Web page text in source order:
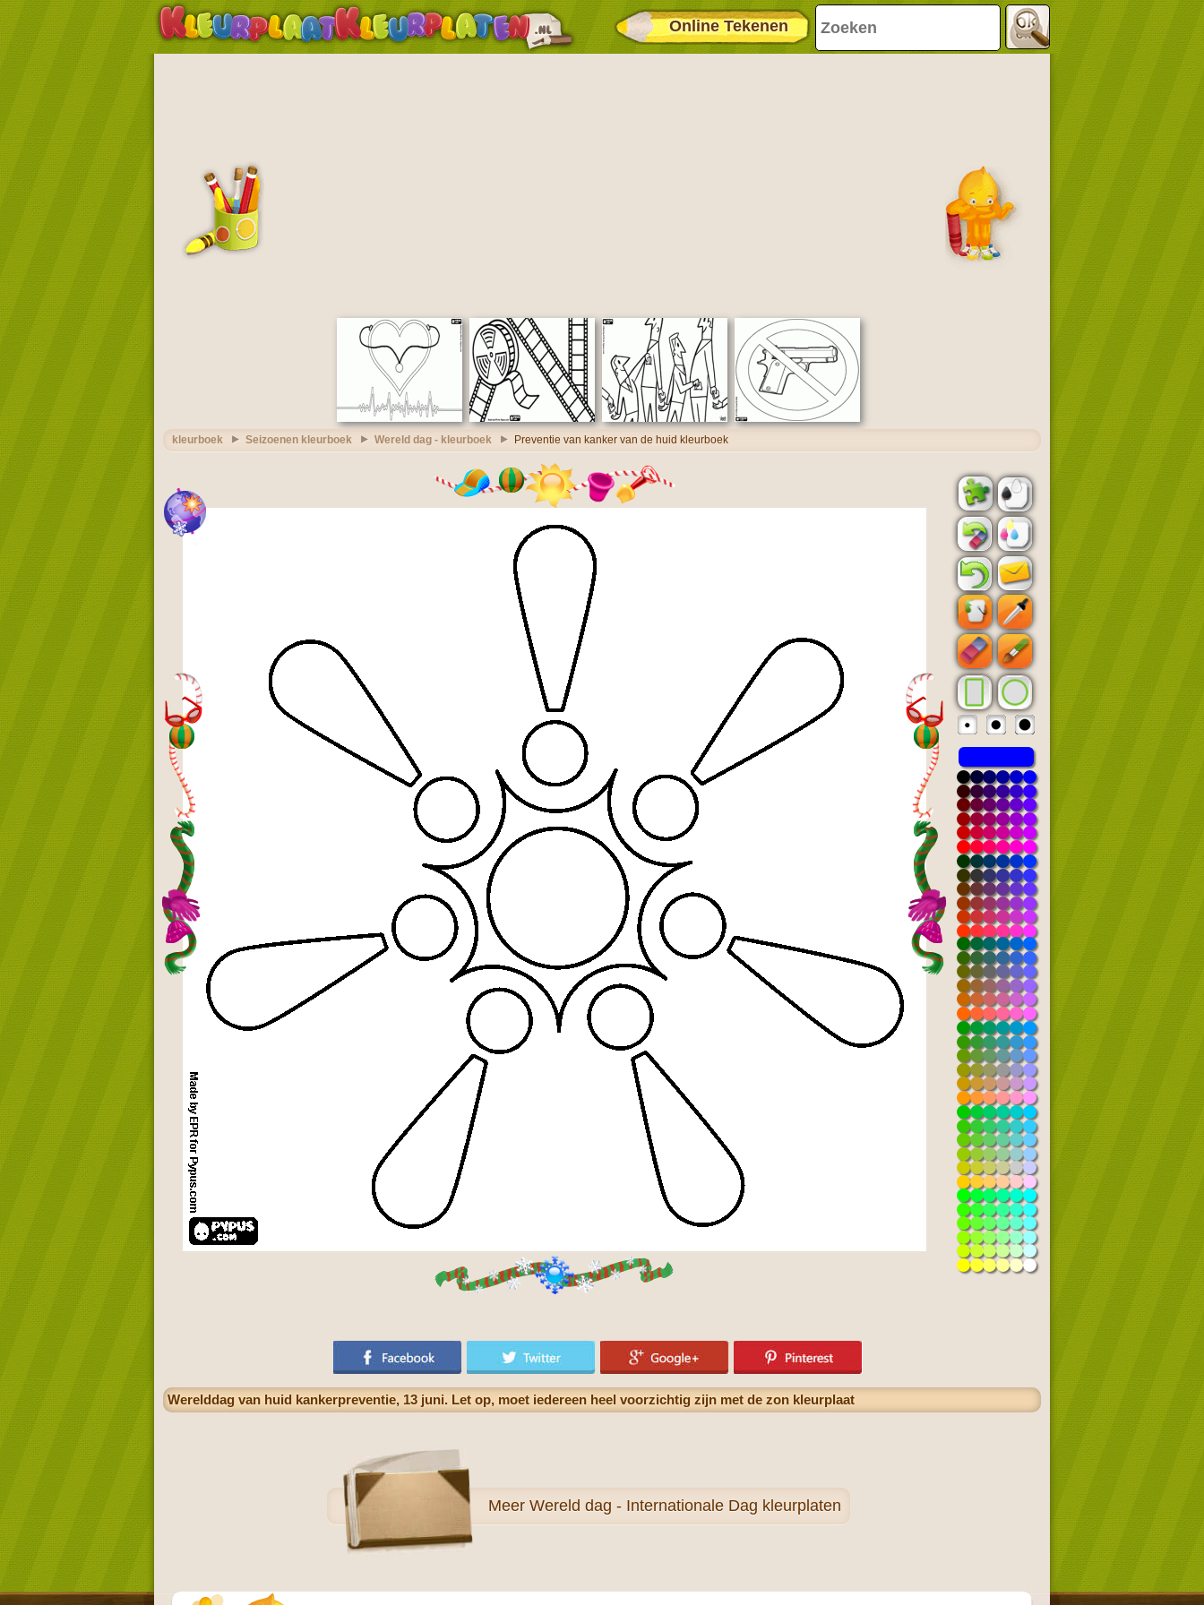
Online Tekenen
kleurboek Seizoenen kleurboek Wereld dag - kleurboek Preventie van kanker van de huid kleurboek
Werelddag van huid kankerpreventie, 13 juni. Let op, moet iedereen heel voorzichtig zijn met de zon kleurplaat
Meer Wereld dag - Internationale Dag kleurplaten